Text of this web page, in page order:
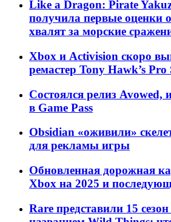
Like a Dragon: Pirate
получила первые оценки
хвалят за морские
Xbox и Activision скоро
ремастер Tony Hawk’s Pro
Состоялся релиз Avowed,
в Game Pass
Obsidian «оживили»
для рекламы игры
Обновленная дорожная
Xbox на 2025 и
Rare представили 15